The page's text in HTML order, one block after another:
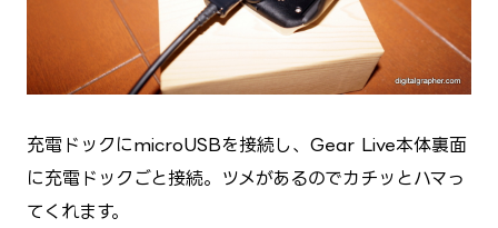
充電ドックにmicroUSBを接続し、Gear Live本体裏面
に充電ドックごと接続。ツメがあるのでカチッとハマっ
てくれます。